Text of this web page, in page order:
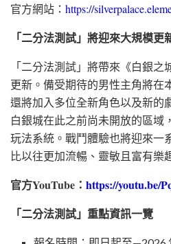
官方網站： https://
「二分法測試」將迎來大規模更
「二分法測試」將帶來《白銀
更新。備受期待的男性主角將在
還將加入多位全新角色以及新的
白銀城在此之前尚未開放的區域
玩法系統。戰鬥體驗也將迎來一
比以往更加流暢、靈敏且富有樂
官方YouTube ： https://youtu.be/
「二分法測試」重點資訊一覽